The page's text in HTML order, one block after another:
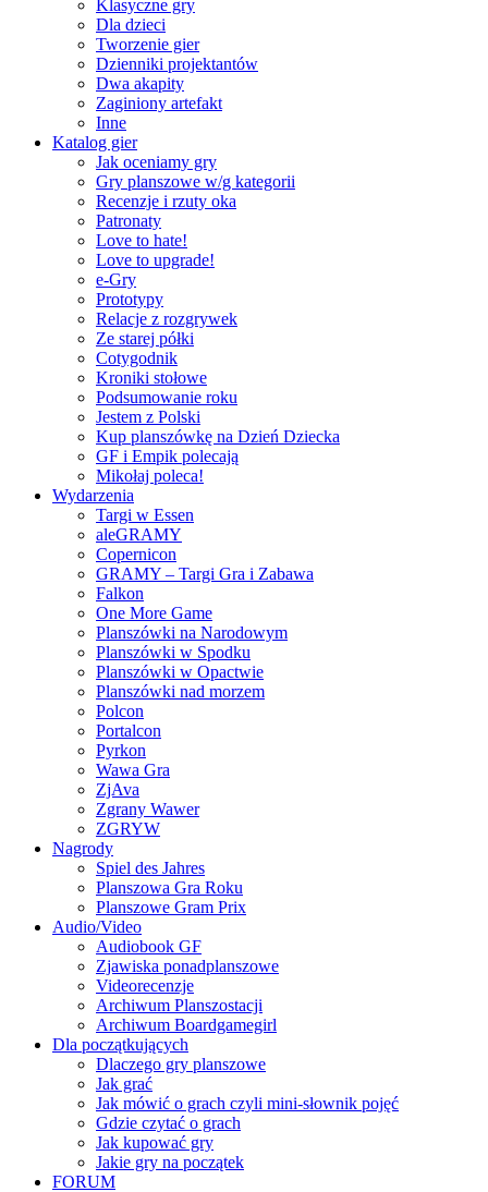
Klasyczne gry
Dla dzieci
Tworzenie gier
Dzienniki projektantów
Dwa akapity
Zaginiony artefakt
Inne
Katalog gier
Jak oceniamy gry
Gry planszowe w/g kategorii
Recenzje i rzuty oka
Patronaty
Love to hate!
Love to upgrade!
e-Gry
Prototypy
Relacje z rozgrywek
Ze starej półki
Cotygodnik
Kroniki stołowe
Podsumowanie roku
Jestem z Polski
Kup planszówkę na Dzień Dziecka
GF i Empik polecają
Mikołaj poleca!
Wydarzenia
Targi w Essen
aleGRAMY
Copernicon
GRAMY – Targi Gra i Zabawa
Falkon
One More Game
Planszówki na Narodowym
Planszówki w Spodku
Planszówki w Opactwie
Planszówki nad morzem
Polcon
Portalcon
Pyrkon
Wawa Gra
ZjAva
Zgrany Wawer
ZGRYW
Nagrody
Spiel des Jahres
Planszowa Gra Roku
Planszowe Gram Prix
Audio/Video
Audiobook GF
Zjawiska ponadplanszowe
Videorecenzje
Archiwum Planszostacji
Archiwum Boardgamegirl
Dla początkujących
Dlaczego gry planszowe
Jak grać
Jak mówić o grach czyli mini-słownik pojęć
Gdzie czytać o grach
Jak kupować gry
Jakie gry na początek
FORUM